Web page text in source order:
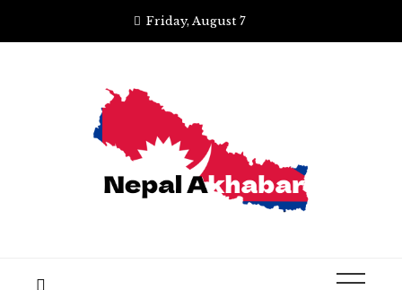
Friday, August 7